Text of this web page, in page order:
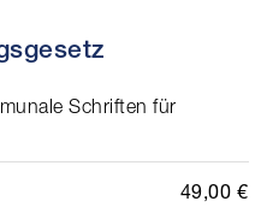
Schriften für
49,00 €